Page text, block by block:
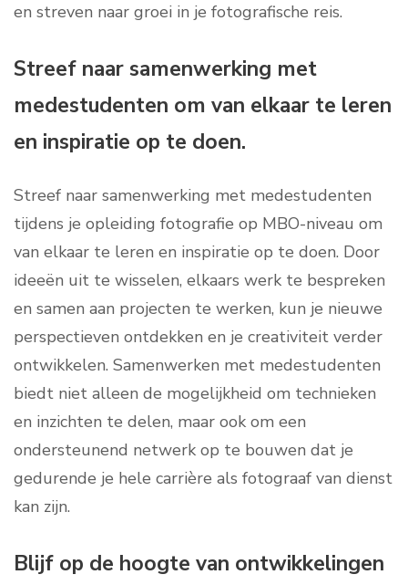
en streven naar groei in je fotografische reis.
Streef naar samenwerking met
medestudenten om van elkaar te leren
en inspiratie op te doen.
Streef naar samenwerking met medestudenten
tijdens je opleiding fotografie op MBO-niveau om
van elkaar te leren en inspiratie op te doen. Door
ideeën uit te wisselen, elkaars werk te bespreken
en samen aan projecten te werken, kun je nieuwe
perspectieven ontdekken en je creativiteit verder
ontwikkelen. Samenwerken met medestudenten
biedt niet alleen de mogelijkheid om technieken
en inzichten te delen, maar ook om een
ondersteunend netwerk op te bouwen dat je
gedurende je hele carrière als fotograaf van dienst
kan zijn.
Blijf op de hoogte van ontwikkelingen